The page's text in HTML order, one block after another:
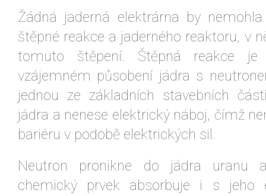
Žádná jaderná elektrárna by
štěpné reakce a jaderného reaktoru, v
tomuto štěpení. Štěpná reakce je
vzájemném působení jádra s
jednou ze základních stavebních
jádra a nenese elektrický náboj, čímž
bariéru v podobě elektrických sil.
Neutron pronikne do jádra uranu
chemický prvek absorbuje i s jeho